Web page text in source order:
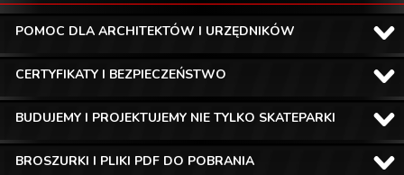
POMOC DLA ARCHITEKTÓW I URZĘDNIKÓW
CERTYFIKATY I BEZPIECZEŃSTWO
BUDUJEMY I PROJEKTUJEMY NIE TYLKO SKATEPARKI
BROSZURKI I PLIKI PDF DO POBRANIA